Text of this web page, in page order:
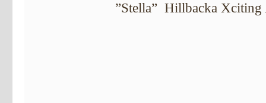
”Stella” Hillbacka Xciting